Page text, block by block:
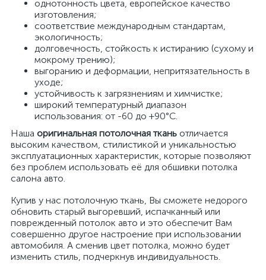
однотонность цвета, европейское качество
изготовления;
соответствие международным стандартам,
экологичность;
долговечность, стойкость к истиранию (сухому и
мокрому трению);
выгоранию и деформации, непритязательность в
уходе;
устойчивость к загрязнениям и химчистке;
широкий температурный диапазон
использования: от -60 до +90°С.
Наша оригинальная потолочная ткань отличается
высоким качеством, стилистикой и уникальностью
эксплуатационных характеристик, которые позволяют
без проблем использовать её для обшивки потолка
салона авто.
Купив у нас потолочную ткань, Вы сможете недорого
обновить старый выгоревший, испачканный или
поврежденный потолок авто и это обеспечит Вам
совершенно другое настроение при использовании
автомобиля. А сменив цвет потолка, можно будет
изменить стиль, подчеркнув индивидуальность.